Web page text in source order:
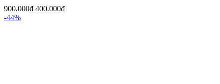
900.000₫ 400.000₫
-44%